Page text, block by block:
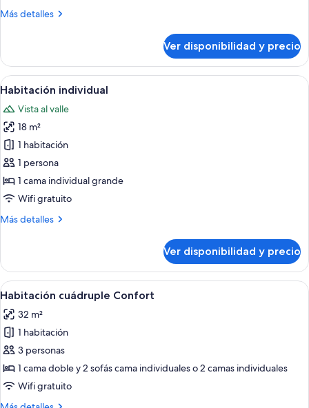
cama
2
individuales
Más detalles
Más
clásica
con
1
doble
o
2
individuales
Ver disponibilidad y precio
Ver
todas
las
fotos
de
Habitación
individual
Caja de seguridad en la habitación,
4
Habitación individual
Vista al valle
18 m²
1 habitación
1 persona
1 cama individual grande
Wifi gratuito
Más detalles
Más
individual
Ver disponibilidad y precio
Ver
todas
las
fotos
de
Habitación
cuádruple
Caja de seguridad en la habitación,
8
Habitación cuádruple Confort
32 m²
1 habitación
3 personas
1 cama doble y 2 sofás cama individuales o 2 camas individuales
Wifi gratuito